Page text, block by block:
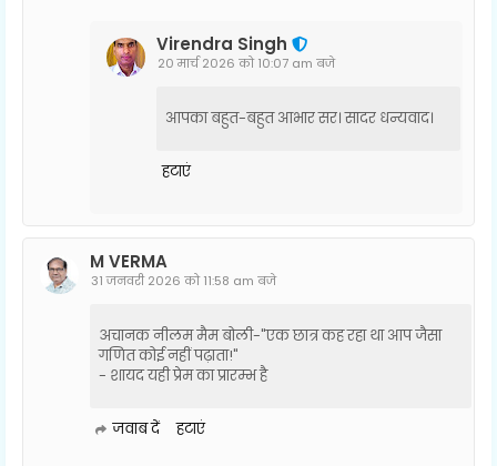
Virendra Singh
20 मार्च 2026 को 10:07 am बजे
आपका बहुत-बहुत आभार सर। सादर धन्यवाद।
हटाएं
M VERMA
31 जनवरी 2026 को 11:58 am बजे
अचानक नीलम मैम बोली-"एक छात्र कह रहा था आप जैसा
गणित कोई नहीं पढ़ाता!"
- शायद यही प्रेम का प्रारम्भ है
जवाब दें हटाएं